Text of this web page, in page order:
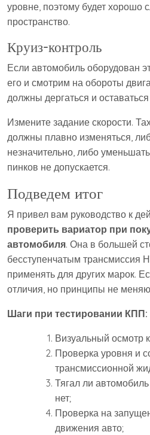
уровне, поэтому будет хорошо
пространство.
Круиз-контроль
Если автомобиль оборудован
его и смотрим на обороты
должны дергаться и
Измените задание скорости.
должны плавно изменяться,
незначительно, либо
пинков не допускается.
Подведем итог
Я привел вам руководство к
проверить вариатор при
автомобиля. Она в большей
бесступенчатым трансмиссия
применять для других марок.
отличия, но принципы не
Шаги при тестировании КПП:
Визуальный осмотр
Проверка уровня и
трансмиссионной
Тягал ли
нет;
Проверка на
движения авто;